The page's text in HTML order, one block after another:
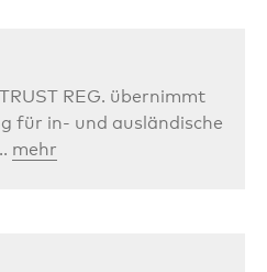
REG. übernimmt
für in- und ausländische
mehr